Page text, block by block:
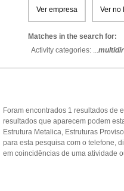
Ver empresa Ver no
Matches in the search for:
Activity categories: ...
Foram encontrados 1 resultados de
resultados que aparecem podem
Estrutura Metalica, Estruturas
para esta pesquisa com o telefone,
em coincidências de uma atividade